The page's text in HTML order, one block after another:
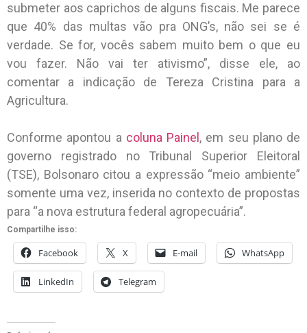
submeter aos caprichos de alguns fiscais. Me parece
que 40% das multas vão pra ONG’s, não sei se é
verdade. Se for, vocês sabem muito bem o que eu
vou fazer. Não vai ter ativismo”, disse ele, ao
comentar a indicação de Tereza Cristina para a
Agricultura.
Conforme apontou a coluna Painel , em seu plano de
governo registrado no Tribunal Superior Eleitoral
(TSE), Bolsonaro citou a expressão “meio ambiente”
somente uma vez, inserida no contexto de propostas
para “a nova estrutura federal agropecuária”.
Compartilhe isso:
Facebook X E-mail WhatsApp
LinkedIn Telegram